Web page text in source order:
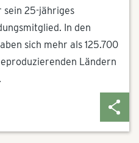
sein 25-jähriges
In den
sich mehr als 125.700
Ländern